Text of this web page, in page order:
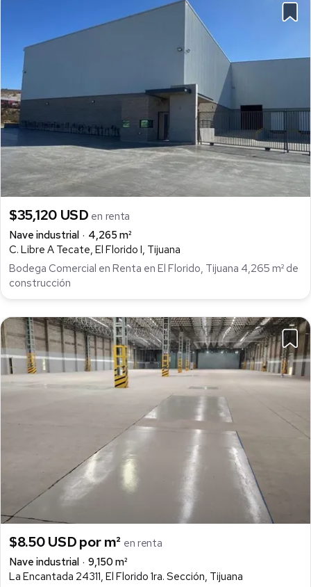
$35,120 USD en renta
Nave industrial
4,265 m²
C. Libre A Tecate, El Florido I, Tijuana
Bodega Comercial en Renta en El Florido, Tijuana 4,265 m² de
construcción
$8.50 USD por m² en renta
Nave industrial
9,150 m²
La Encantada 24311, El Florido 1ra. Sección, Tijuana